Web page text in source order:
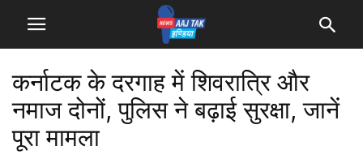
कर्नाटक के दरगाह में शिवरात्रि और
नमाज दोनों, पुलिस ने बढ़ाई सुरक्षा, जानें
पूरा मामला